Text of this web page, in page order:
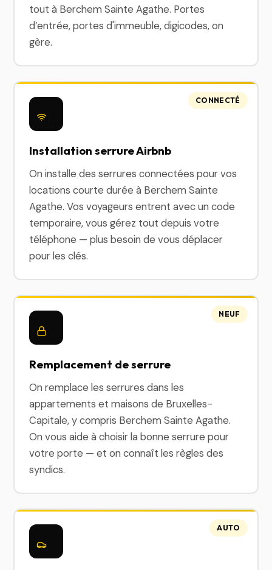
tout à Berchem Sainte Agathe. Portes
d’entrée, portes d'immeuble, digicodes, on
gère.
Installation serrure Airbnb
On installe des serrures connectées pour vos
locations courte durée à Berchem Sainte
Agathe. Vos voyageurs entrent avec un code
temporaire, vous gérez tout depuis votre
téléphone — plus besoin de vous déplacer
pour les clés.
CONNECTÉ
Remplacement de serrure
On remplace les serrures dans les
appartements et maisons de Bruxelles-
Capitale, y compris Berchem Sainte Agathe.
On vous aide à choisir la bonne serrure pour
votre porte — et on connaît les règles des
syndics.
NEUF
AUTO